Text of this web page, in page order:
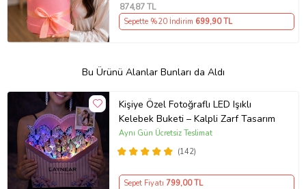
874,87 TL
Sepette %20 İndirim 699,90 TL
Bu Ürünü Alanlar Bunları da Aldı
Kişiye Özel Fotoğraflı LED Işıklı
Kelebek Buketi – Kalpli Zarf Tasarım
(142)
Aynı Gün Ücretsiz Teslimat
Sepet Fiyatı 799,00 TL